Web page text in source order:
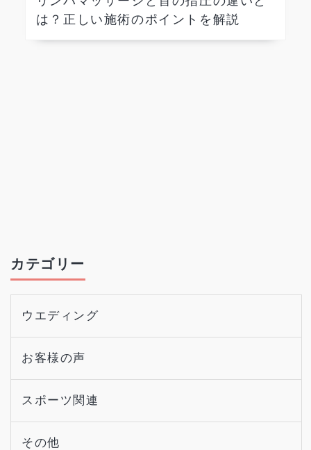
は？正しい施術のポイントを解説
カテゴリー
ウエディング
お客様の声
スポーツ関連
その他